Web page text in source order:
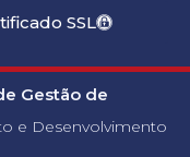
SSL
Gestão de
e Desenvolvimento